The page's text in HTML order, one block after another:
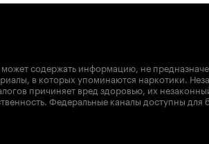
содержать информацию, не
в которых упоминаются наркотики.
причиняет вред здоровью, их
Федеральные каналы доступны